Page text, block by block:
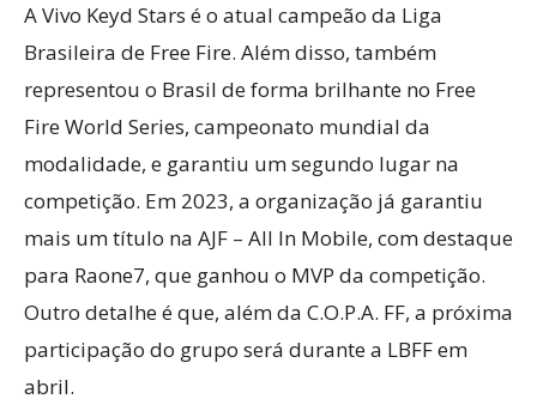
A Vivo Keyd Stars é o atual campeão da Liga
Brasileira de Free Fire. Além disso, também
representou o Brasil de forma brilhante no Free
Fire World Series, campeonato mundial da
modalidade, e garantiu um segundo lugar na
competição. Em 2023, a organização já garantiu
mais um título na AJF – All In Mobile, com destaque
para Raone7, que ganhou o MVP da competição.
Outro detalhe é que, além da C.O.P.A. FF, a próxima
participação do grupo será durante a LBFF em
abril.